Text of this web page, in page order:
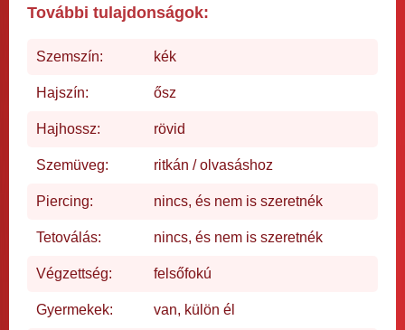
További tulajdonságok:
Szemszín: kék
Hajszín: ősz
Hajhossz: rövid
Szemüveg: ritkán / olvasáshoz
Piercing: nincs, és nem is szeretnék
Tetoválás: nincs, és nem is szeretnék
Végzettség: felsőfokú
Gyermekek: van, külön él